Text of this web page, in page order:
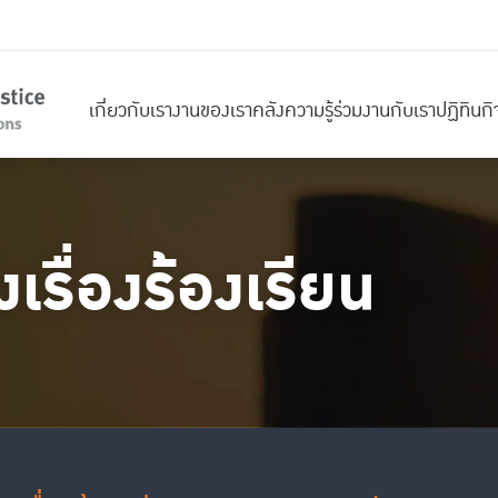
เกี่ยวกับเรางานของเราคลังความรู้ร่วมงานกับเราปฏิทินกิ
รื่องร้องเรียน